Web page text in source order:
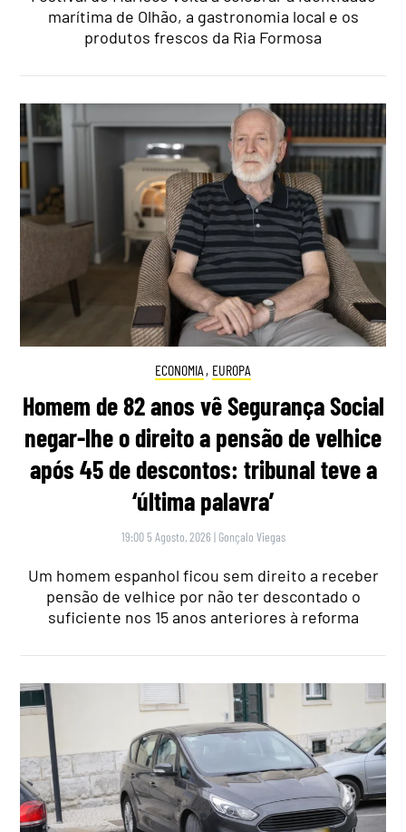
marítima de Olhão, a gastronomia local e os
produtos frescos da Ria Formosa
ECONOMIA , EUROPA
Homem de 82 anos vê Segurança Social
negar-lhe o direito a pensão de velhice
após 45 de descontos: tribunal teve a
‘última palavra’
19:00 5 Agosto, 2026 | Gonçalo Viegas
Um homem espanhol ficou sem direito a receber
pensão de velhice por não ter descontado o
suficiente nos 15 anos anteriores à reforma